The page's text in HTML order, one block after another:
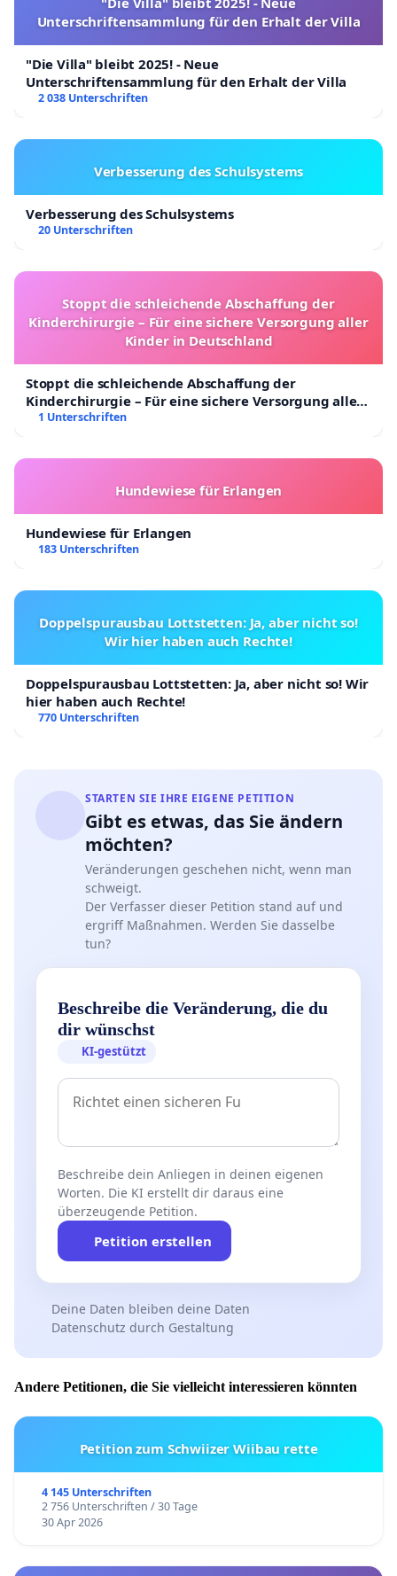
Unterschriftensammlung für den Erhalt der Villa
"Die Villa" bleibt 2025! - Neue
Unterschriftensammlung für den Erhalt der Villa
2 038 Unterschriften
Verbesserung des Schulsystems
Verbesserung des Schulsystems
20 Unterschriften
Stoppt die schleichende Abschaffung der
Kinderchirurgie – Für eine sichere Versorgung aller
Kinder in Deutschland
Stoppt die schleichende Abschaffung der
Kinderchirurgie – Für eine sichere Versorgung aller
Kinder in Deutschland
1 Unterschriften
Hundewiese für Erlangen
Hundewiese für Erlangen
183 Unterschriften
Doppelspurausbau Lottstetten: Ja, aber nicht so!
Wir hier haben auch Rechte!
Doppelspurausbau Lottstetten: Ja, aber nicht so! Wir
hier haben auch Rechte!
770 Unterschriften
STARTEN SIE IHRE EIGENE PETITION
Gibt es etwas, das Sie ändern
möchten?
Veränderungen geschehen nicht, wenn man
schweigt.
Der Verfasser dieser Petition stand auf und
ergriff Maßnahmen. Werden Sie dasselbe
tun?
Beschreibe die Veränderung, die du
dir wünschst
KI-gestützt
Beschreibe dein Anliegen in deinen eigenen
Worten. Die KI erstellt dir daraus eine
überzeugende Petition.
Petition erstellen
Deine Daten bleiben deine Daten
Datenschutz durch Gestaltung
Andere Petitionen, die Sie vielleicht interessieren könnten
Petition zum Schwiizer Wiibau rette
4 145 Unterschriften
2 756 Unterschriften / 30 Tage
30 Apr 2026